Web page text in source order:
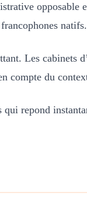
opposable
natifs.
Les cabinets
compte du
repond